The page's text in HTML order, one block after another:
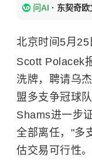
问AI · 东契奇欧
北京时间5月
Scott Polacek
洗牌，聘请乌
盟多支争冠球
Shams进一步
全部离任，"多
估交易可行性。